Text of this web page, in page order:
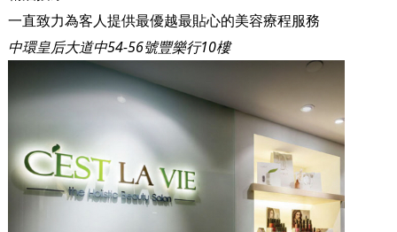
一直致力為客人提供最優越最貼心的美容療程服務
中環皇后大道中54-56號豐樂行10樓